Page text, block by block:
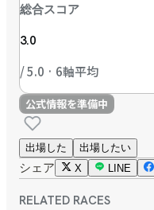
総合スコア
3.0
/ 5.0 · 6軸平均
公式情報を準備中
出場した 出場したい
シェア X LINE
RELATED RACES